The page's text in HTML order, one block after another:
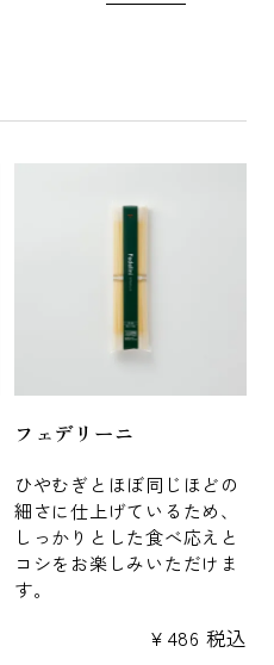
フェデリーニ
ひやむぎとほぼ同じほどの
細さに仕上げているため、
しっかりとした食べ応えと
コシをお楽しみいただけま
す。
¥ 486 税込